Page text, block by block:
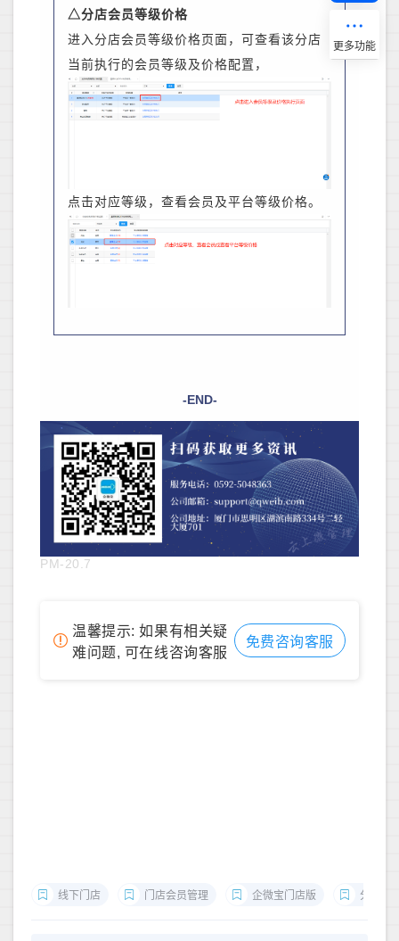
△分店会员等级价格
进入分店会员等级价格页面，可查看该分店
当前执行的会员等级及价格配置，
点击对应等级，查看会员及平台等级价格。
-END-
PM-20.7
温馨提示: 如果有相关疑
难问题, 可在线咨询客服
免费咨询客服
线下门店 门店会员管理 企微宝门店版 分店商